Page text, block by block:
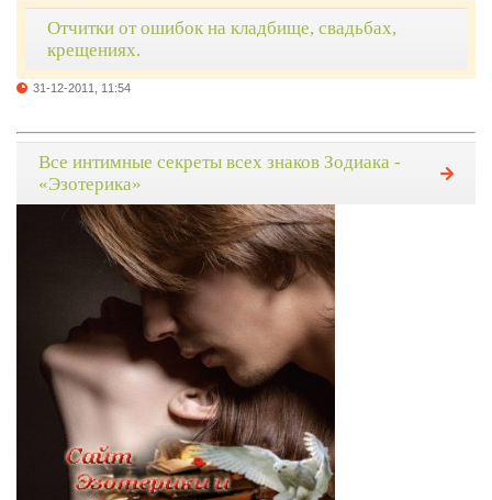
Отчитки от ошибок на кладбище, свадьбах,
крещениях.
31-12-2011, 11:54
Все интимные секреты всех знаков Зодиака -
«Эзотерика»